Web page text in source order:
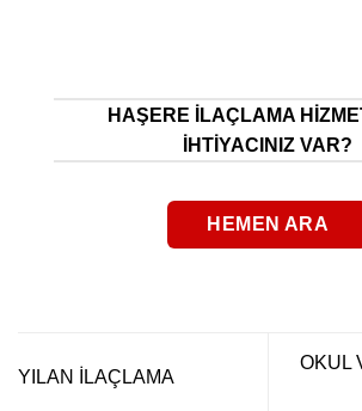
HAŞERE İLAÇLAMA
İHTIYACINIZ VAR?
HEMEN ARA
YILAN İLAÇLAMA
OKUL